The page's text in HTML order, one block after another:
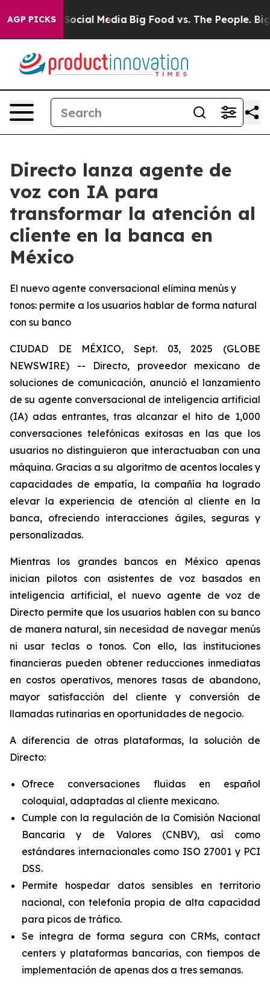
AGP PICKSon Social Media Big Food vs. The People. Big
Directo lanza agente de
voz con IA para
transformar la atención al
cliente en la banca en
México
El nuevo agente conversacional elimina menús y
tonos: permite a los usuarios hablar de forma natural
con su banco
CIUDAD DE MÉXICO, Sept. 03, 2025 (GLOBE
NEWSWIRE) -- Directo, proveedor mexicano de
soluciones de comunicación, anunció el lanzamiento
de su agente conversacional de inteligencia artificial
(IA) adas entrantes, tras alcanzar el hito de 1,000
conversaciones telefónicas exitosas en las que los
usuarios no distinguieron que interactuaban con una
máquina. Gracias a su algoritmo de acentos locales y
capacidades de empatía, la compañía ha logrado
elevar la experiencia de atención al cliente en la
banca, ofreciendo interacciones ágiles, seguras y
personalizadas.
Mientras los grandes bancos en México apenas
inician pilotos con asistentes de voz basados en
inteligencia artificial, el nuevo agente de voz de
Directo permite que los usuarios hablen con su banco
de manera natural, sin necesidad de navegar menús
ni usar teclas o tonos. Con ello, las instituciones
financieras pueden obtener reducciones inmediatas
en costos operativos, menores tasas de abandono,
mayor satisfacción del cliente y conversión de
llamadas rutinarias en oportunidades de negocio.
A diferencia de otras plataformas, la solución de
Directo:
Ofrece conversaciones fluidas en español
coloquial, adaptadas al cliente mexicano.
Cumple con la regulación de la Comisión Nacional
Bancaria y de Valores (CNBV), así como
estándares internacionales como ISO 27001 y PCI
DSS.
Permite hospedar datos sensibles en territorio
nacional, con telefonía propia de alta capacidad
para picos de tráfico.
Se integra de forma segura con CRMs, contact
centers y plataformas bancarias, con tiempos de
implementación de apenas dos a tres semanas.